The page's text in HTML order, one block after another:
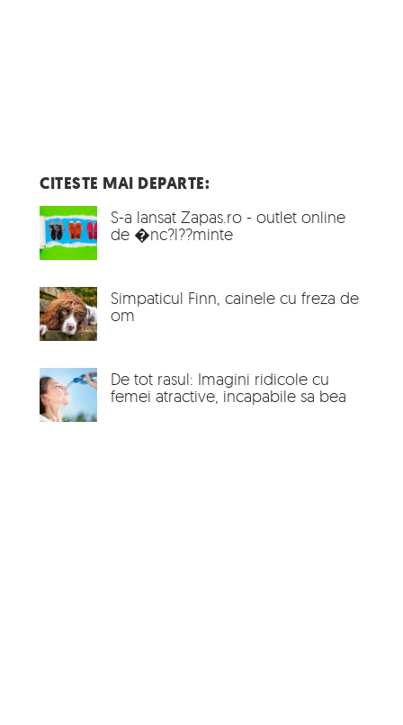
CITESTE MAI DEPARTE:
S-a lansat Zapas.ro - outlet online
de �nc?l??minte
Simpaticul Finn, cainele cu freza de
om
De tot rasul: Imagini ridicole cu
femei atractive, incapabile sa bea